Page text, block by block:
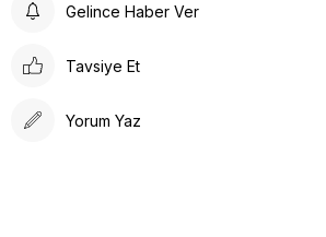
Gelince Haber Ver
Tavsiye Et
Yorum Yaz